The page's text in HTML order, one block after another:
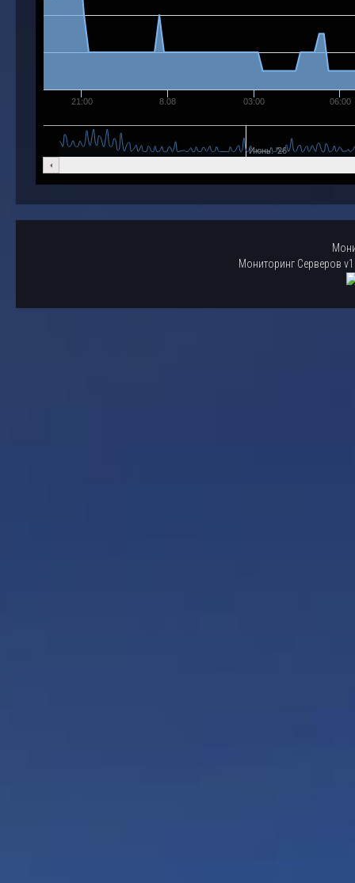
21:00 8.08 03:00 06:00
Июнь. '26
Мониторинг Серверов